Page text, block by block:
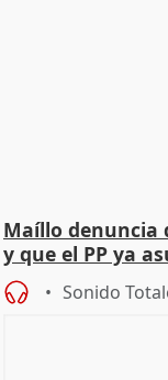
Maíllo denuncia
y que el PP ya
Sonido